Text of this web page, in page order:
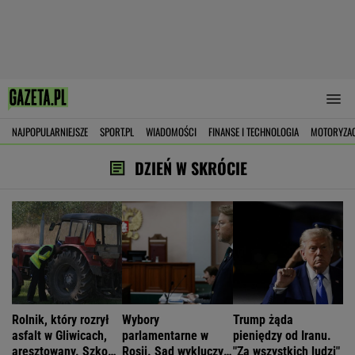
NAJPOPULARNIEJSZE SPORT.PL WIADOMOŚCI FINANSE I TECHNOLOGIA
DZIEŃ W SKRÓCIE
Rolnik, który rozrył
asfalt w Gliwicach,
aresztowany. Szkody
Wybory
parlamentarne w
Rosji. Sąd wykluczył
Trump żąda
pieniędzy od Iranu.
"Za wszystkich ludzi"